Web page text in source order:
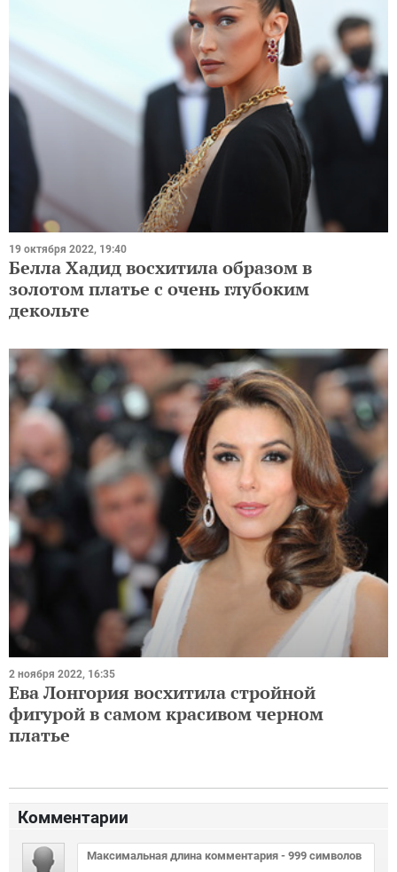
19 октября 2022, 19:40
Белла Хадид восхитила образом в
золотом платье с очень глубоким
декольте
2 ноября 2022, 16:35
Ева Лонгория восхитила стройной
фигурой в самом красивом черном
платье
Комментарии